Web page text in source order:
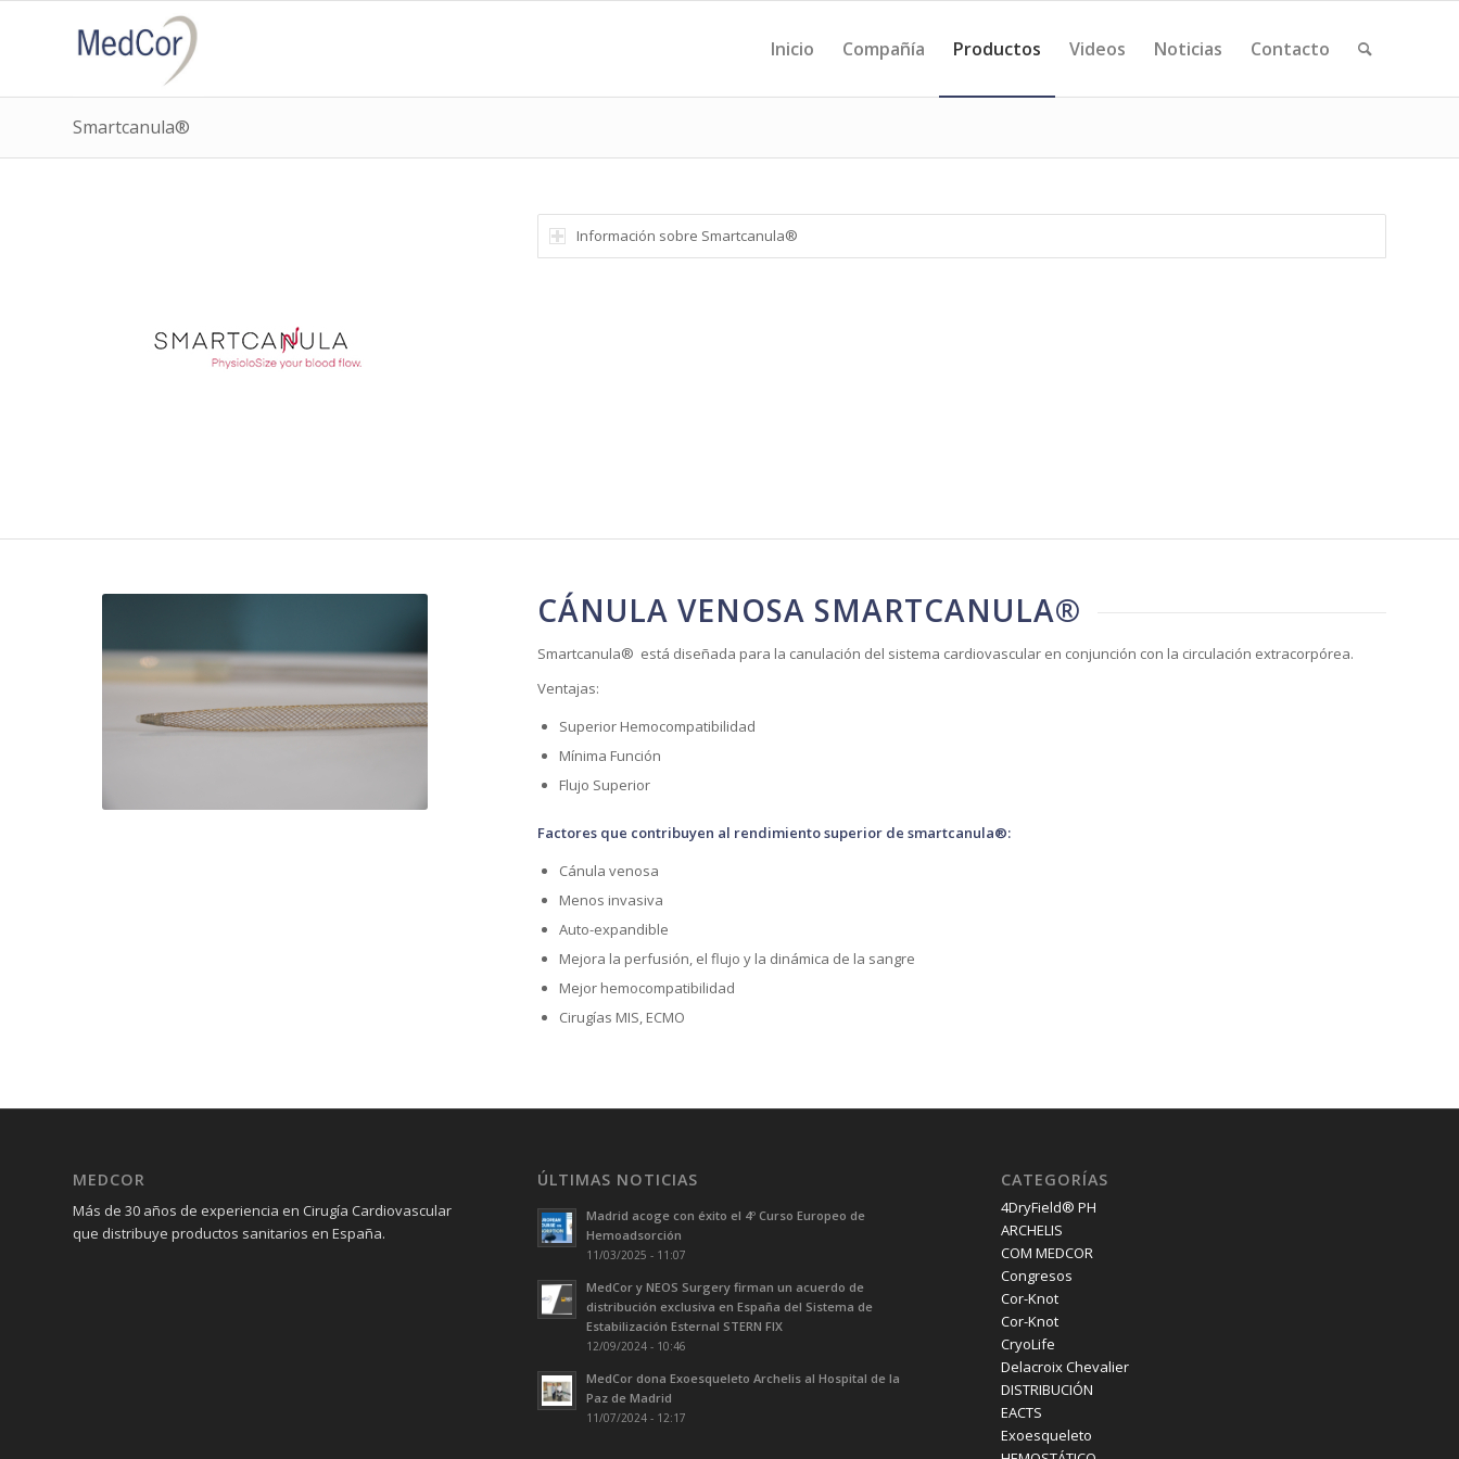
Inicio Compañía Productos Videos Noticias Contacto
Smartcanula®
Información sobre Smartcanula®
CÁNULA VENOSA SMARTCANULA®
Smartcanula® está diseñada para la canulación del sistema cardiovascular en conjunción con la circulación extracorpórea.
Ventajas:
Superior Hemocompatibilidad
Mínima Función
Flujo Superior
Factores que contribuyen al rendimiento superior de smartcanula®:
Cánula venosa
Menos invasiva
Auto-expandible
Mejora la perfusión, el flujo y la dinámica de la sangre
Mejor hemocompatibilidad
Cirugías MIS, ECMO
MEDCOR
Más de 30 años de experiencia en Cirugía Cardiovascular
que distribuye productos sanitarios en España.
ÚLTIMAS NOTICIAS
Madrid acoge con éxito el 4º Curso Europeo de
Hemoadsorción
11/03/2025 - 11:07
MedCor y NEOS Surgery firman un acuerdo de
distribución exclusiva en España del Sistema de
Estabilización Esternal STERN FIX
12/09/2024 - 10:46
MedCor dona Exoesqueleto Archelis al Hospital de la
Paz de Madrid
11/07/2024 - 12:17
CATEGORÍAS
4DryField® PH
ARCHELIS
COM MEDCOR
Congresos
Cor-Knot
Cor-Knot
CryoLife
Delacroix Chevalier
DISTRIBUCIÓN
EACTS
Exoesqueleto